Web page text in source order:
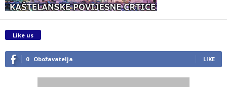
Like us
0 Obožavatelja LIKE